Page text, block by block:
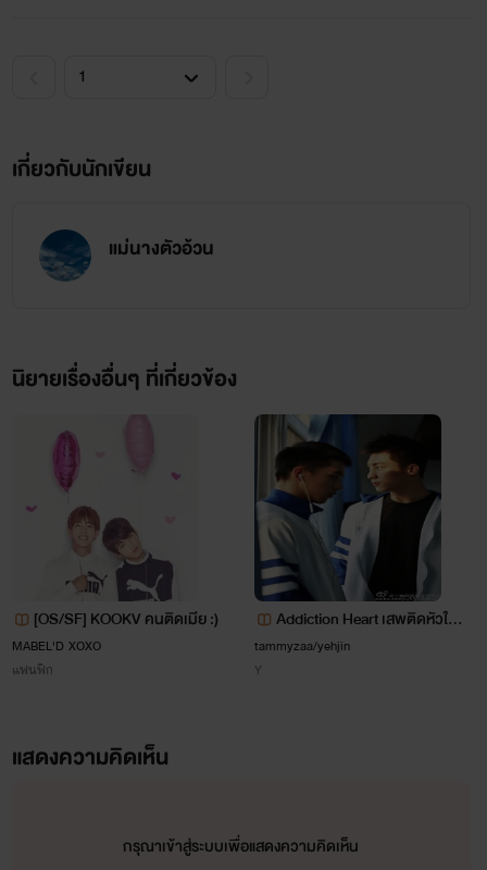
คำก็ลูกคนใช้ สองคำก็ลูกคนใช้
ลูกพีช - พิชญะ (22)
เกี่ยวกับนักเขียน
แม่นางตัวอ้วน
นิยายเรื่องอื่นๆ ที่เกี่ยวข้อง
[OS/SF] KOOKV คนติดเมีย :)
MABEL'D XOXO
แฟนฟิก
Addiction Heart เสพติดหัวใ
จ...นายจำเลยรัก { จิ่งหยู x เว่ยโ
tammyzaa/yehjin
Y
แสดงความคิดเห็น
กรุณาเข้าสู่ระบบเพื่อแสดงความคิดเห็น